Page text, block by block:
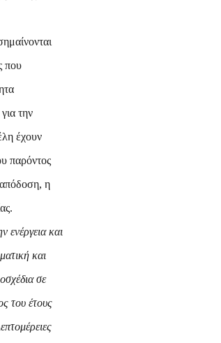
που
την
έχουν
παρόντος
απόδοση, η
ενέργεια και
και
σε
του έτους